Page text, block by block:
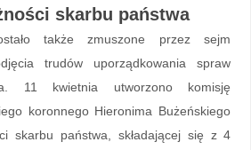
skarbu państwa
także zmuszone przez sejm
trudów uporządkowania spraw
11 kwietnia utworzono komisję
koronnego Hieronima Bużeńskiego
skarbu państwa, składającej się z 4